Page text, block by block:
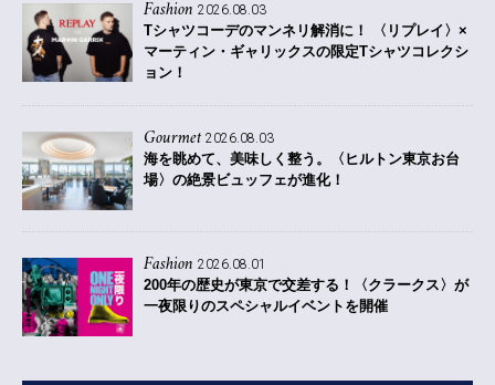
Fashion 2026.08.03
Tシャツコーデのマンネリ解消に！ 〈リプレイ〉×
マーティン・ギャリックスの限定Tシャツコレクシ
ョン！
Gourmet 2026.08.03
海を眺めて、美味しく整う。〈ヒルトン東京お台
場〉の絶景ビュッフェが進化！
Fashion 2026.08.01
200年の歴史が東京で交差する！〈クラークス〉が
一夜限りのスペシャルイベントを開催